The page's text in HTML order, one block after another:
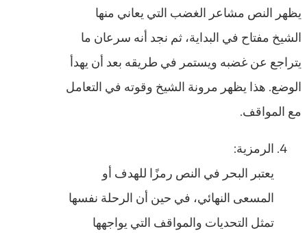
يظهر النص مشاعر الغضب التي يعاني منها
الشيخ مفتاح في البداية، ثم نجد أنه سرعان ما
يتراجع عن غضبه ويستمر في طريقه بعد أن يهدأ
الوضع. هذا يظهر مرونة الشيخ وقوته في التعامل
مع المواقف.
الرمزية:
يعتبر البحر في النص رمزًا للهدف أو
المسعى النهائي، في حين أن الرحلة نفسها
تمثل التحديات والمواقف التي يواجهها